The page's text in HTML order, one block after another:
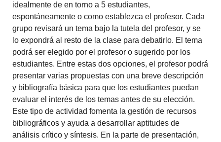
idealmente de en torno a 5 estudiantes,
espontáneamente o como establezca el profesor. Cada
grupo revisará un tema bajo la tutela del profesor, y se
lo expondrá al resto de la clase para debatirlo. El tema
podrá ser elegido por el profesor o sugerido por los
estudiantes. Entre estas dos opciones, el profesor podrá
presentar varias propuestas con una breve descripción
y bibliografía básica para que los estudiantes puedan
evaluar el interés de los temas antes de su elección.
Este tipo de actividad fomenta la gestión de recursos
bibliográficos y ayuda a desarrollar aptitudes de
análisis crítico y síntesis. En la parte de presentación,